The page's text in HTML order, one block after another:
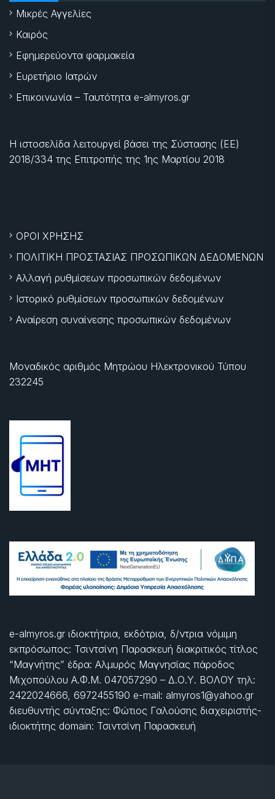
Μικρές Αγγελίες
Καιρός
Εφημερεύοντα φαρμακεία
Ευρετήριο Ιατρών
Επικοινωνία – Ταυτότητα e-almyros.gr
Η ιστοσελίδα λειτουργεί βάσει της Σύστασης (ΕΕ)
2018/334 της Επιτροπής της 1ης Μαρτίου 2018
ΟΡΟΙ ΧΡΗΣΗΣ
ΠΟΛΙΤΙΚΗ ΠΡΟΣΤΑΣΙΑΣ ΠΡΟΣΩΠΙΚΩΝ ΔΕΔΟΜΕΝΩΝ
Αλλαγή ρυθμίσεων προσωπικών δεδομένων
Ιστορικό ρυθμίσεων προσωπικών δεδομένων
Αναίρεση συναίνεσης προσωπικών δεδομένων
Μοναδικός αριθμός Μητρώου Ηλεκτρονικού Τύπου
232245
e-almyros.gr ιδιοκτήτρια, εκδότρια, δ/ντρια νόμιμη
εκπρόσωπος: Τσιντσίνη Παρασκευή διακριτικός τίτλος
“Μαγνήτης” έδρα: Αλμυρός Μαγνησίας πάροδος
Μιχοπούλου Α.Φ.Μ. 047057290 – Δ.Ο.Υ. ΒΟΛΟΥ τηλ:
2422024666, 6972455190 e-mail: almyros1@yahoo.gr
διευθυντής σύνταξης: Φώτιος Γαλούσης διαχειριστής-
ιδιοκτήτης domain: Τσιντσίνη Παρασκευή